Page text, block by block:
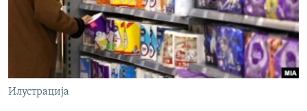
РСЕ веб страници
Илустрација